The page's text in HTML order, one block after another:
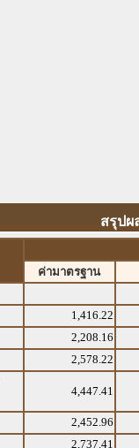
สรุปผ
ค่ามาตรฐาน
1,416.22
2,208.16
2,578.22
4,447.41
2,452.96
2,737.41